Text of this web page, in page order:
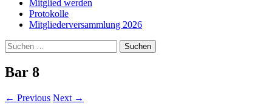
Mitglied werden
Protokolle
Mitgliederversammlung 2026
Suchen
nach:
Bar 8
← Previous Next →